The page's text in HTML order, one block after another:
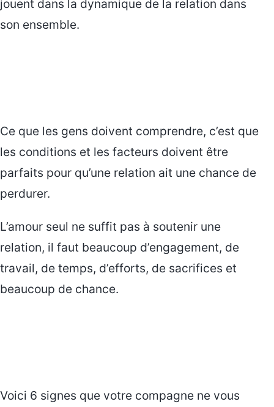
jouent dans la dynamique de la relation dans
son ensemble.
Ce que les gens doivent comprendre, c’est que
les conditions et les facteurs doivent être
parfaits pour qu’une relation ait une chance de
perdurer.
L’amour seul ne suffit pas à soutenir une
relation, il faut beaucoup d’engagement, de
travail, de temps, d’efforts, de sacrifices et
beaucoup de chance.
Voici 6 signes que votre compagne ne vous